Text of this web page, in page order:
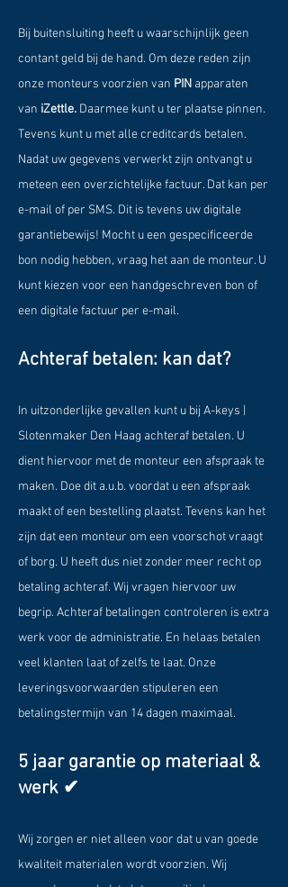
Bij buitensluiting heeft u waarschijnlijk geen
contant geld bij de hand. Om deze reden zijn
onze monteurs voorzien van PIN apparaten
van iZettle. Daarmee kunt u ter plaatse pinnen.
Tevens kunt u met alle creditcards betalen.
Nadat uw gegevens verwerkt zijn ontvangt u
meteen een overzichtelijke factuur. Dat kan per
e-mail of per SMS. Dit is tevens uw digitale
garantiebewijs! Mocht u een gespecificeerde
bon nodig hebben, vraag het aan de monteur. U
kunt kiezen voor een handgeschreven bon of
een digitale factuur per e-mail.
Achteraf betalen: kan dat?
In uitzonderlijke gevallen kunt u bij A-keys |
Slotenmaker Den Haag achteraf betalen. U
dient hiervoor met de monteur een afspraak te
maken. Doe dit a.u.b. voordat u een afspraak
maakt of een bestelling plaatst. Tevens kan het
zijn dat een monteur om een voorschot vraagt
of borg. U heeft dus niet zonder meer recht op
betaling achteraf. Wij vragen hiervoor uw
begrip. Achteraf betalingen controleren is extra
werk voor de administratie. En helaas betalen
veel klanten laat of zelfs te laat. Onze
leveringsvoorwaarden stipuleren een
betalingstermijn van 14 dagen maximaal.
5 jaar garantie op materiaal &
werk ✔
Wij zorgen er niet alleen voor dat u van goede
kwaliteit materialen wordt voorzien. Wij